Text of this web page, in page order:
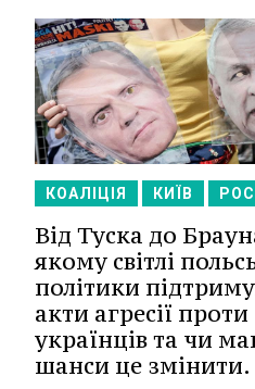
КОАЛІЦІЯ КИЇВ
Від Туска до
якому світлі
політики
акти агресії проти
українців та чи
шанси це змінити.